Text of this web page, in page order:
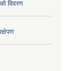
विवरण